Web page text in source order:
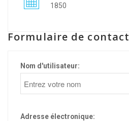
1850
Formulaire de contact
Nom d'utilisateur:
Adresse électronique: